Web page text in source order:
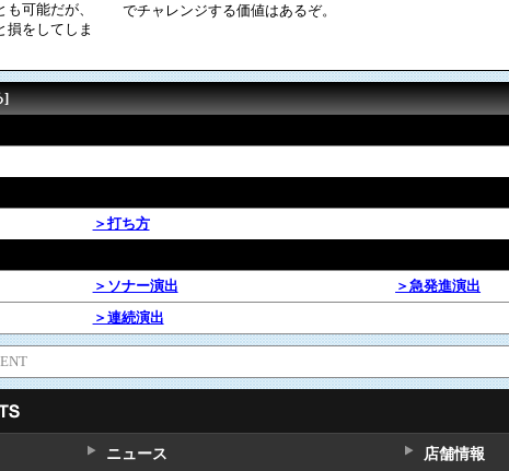
可能だが、
損をしてしま
でチャレンジする価値はあるぞ。
]
＞打ち方
＞ソナー演出
＞急発進演出
＞連続演出
ニュース 店舗情報